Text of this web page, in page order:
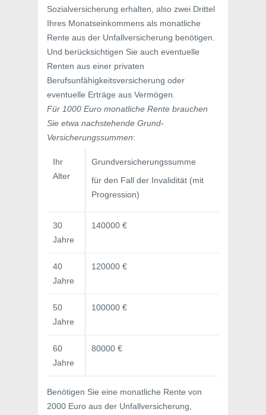
Sozialversicherung erhalten, also zwei Drittel
Ihres Monatseinkommens als monatliche
Rente aus der Unfallversicherung benötigen.
Und berücksichtigen Sie auch eventuelle
Renten aus einer privaten
Berufsunfähigkeitsversicherung oder
eventuelle Erträge aus Vermögen.
Für 1000 Euro monatliche Rente brauchen
Sie etwa nachstehende Grund-
Versicherungssummen:
Ihr
Alter
Grundversicherungssumme
für den Fall der Invalidität (mit
Progression)
30
Jahre
140000 €
40
Jahre
120000 €
50
Jahre
100000 €
60
Jahre
80000 €
Benötigen Sie eine monatliche Rente von
2000 Euro aus der Unfallversicherung,